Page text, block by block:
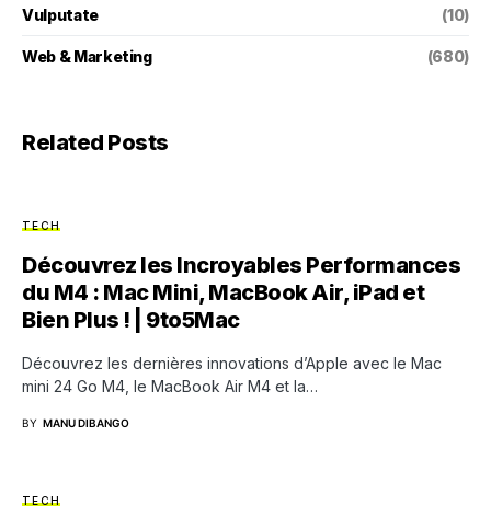
Vulputate (10)
Web & Marketing (680)
Related Posts
TECH
Découvrez les Incroyables Performances
du M4 : Mac Mini, MacBook Air, iPad et
Bien Plus ! | 9to5Mac
Découvrez les dernières innovations d’Apple avec le Mac
mini 24 Go M4, le MacBook Air M4 et la…
BY MANU DIBANGO
TECH